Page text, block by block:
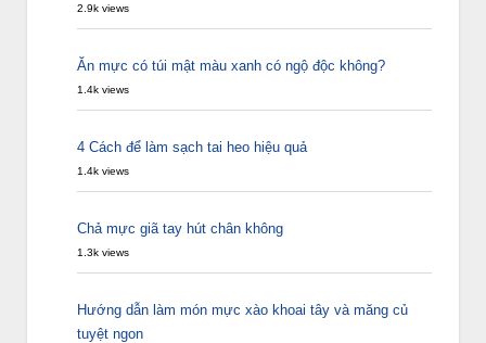
2.9k views
Ăn mực có túi mật màu xanh có ngộ độc không?
1.4k views
4 Cách để làm sạch tai heo hiệu quả
1.4k views
Chả mực giã tay hút chân không
1.3k views
Hướng dẫn làm món mực xào khoai tây và măng củ
tuyệt ngon